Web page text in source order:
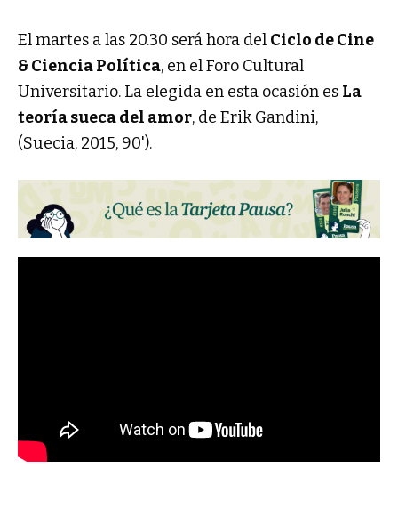
El martes a las 20.30 será hora del Ciclo de Cine
& Ciencia Política, en el Foro Cultural
Universitario. La elegida en esta ocasión es La
teoría sueca del amor, de Erik Gandini,
(Suecia, 2015, 90').